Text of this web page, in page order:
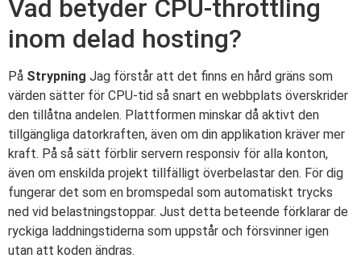
Vad betyder CPU-throttling
inom delad hosting?
På Strypning Jag förstår att det finns en hård gräns som
värden sätter för CPU-tid så snart en webbplats överskrider
den tillåtna andelen. Plattformen minskar då aktivt den
tillgängliga datorkraften, även om din applikation kräver mer
kraft. På så sätt förblir servern responsiv för alla konton,
även om enskilda projekt tillfälligt överbelastar den. För dig
fungerar det som en bromspedal som automatiskt trycks
ned vid belastningstoppar. Just detta beteende förklarar de
ryckiga laddningstiderna som uppstår och försvinner igen
utan att koden ändras.